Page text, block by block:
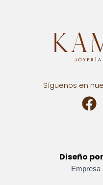
Síguenos en
Diseño por
Empresa